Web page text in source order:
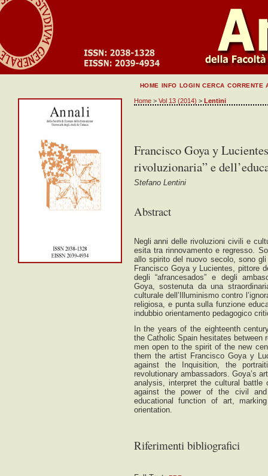
HOME INFO LOGIN CERCA CORRENTE
Home> Vol 13 (2014) > Lentini
Francisco Goya y
rivoluzionaria” e
Stefano Lentini
Abstract
Negli anni delle rivoluzioni civili e
esita tra rinnovamento e regresso.
allo spirito del nuovo secolo, sono
Francisco Goya y Lucientes, pittore
degli “afrancesados” e degli
Goya, sostenuta da una
culturale dell’Illuminismo contro
religiosa, e punta sulla funzione
indubbio orientamento pedagogico
In the years of the eighteenth
the Catholic Spain hesitates between
men open to the spirit of the new
them the artist Francisco Goya y
against the Inquisition, the
revolutionary ambassadors. Goya’s
analysis, interpret the cultural battle
against the power of the civil
educational function of art,
orientation.
Riferimenti bibliografici